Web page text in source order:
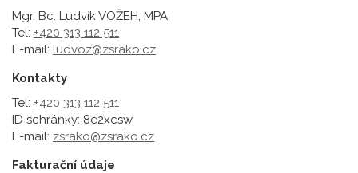
Mgr. Bc. Ludvík VOŽEH, MPA
Tel: +420 313 112 511
E-mail: ludvoz@zsrako.cz
Kontakty
Tel: +420 313 112 511
ID schránky: 8e2xcsw
E-mail: zsrako@zsrako.cz
Fakturační údaje